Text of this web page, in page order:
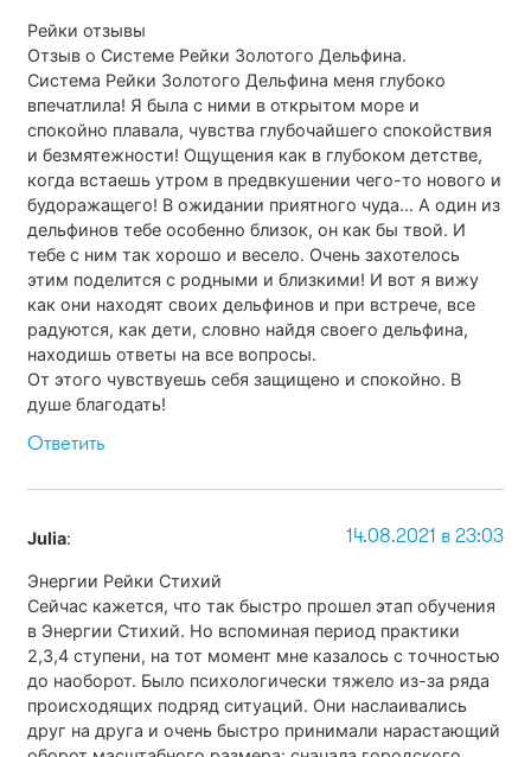
Рейки отзывы
Отзыв о Системе Рейки Золотого Дельфина.
Система Рейки Золотого Дельфина меня глубоко
впечатлила! Я была с ними в открытом море и
спокойно плавала, чувства глубочайшего спокойствия
и безмятежности! Ощущения как в глубоком детстве,
когда встаешь утром в предвкушении чего-то нового и
будоражащего! В ожидании приятного чуда… А один из
дельфинов тебе особенно близок, он как бы твой. И
тебе с ним так хорошо и весело. Очень захотелось
этим поделится с родными и близкими! И вот я вижу
как они находят своих дельфинов и при встрече, все
радуются, как дети, словно найдя своего дельфина,
находишь ответы на все вопросы.
От этого чувствуешь себя защищено и спокойно. В
душе благодать!
Ответить
Julia: 14.08.2021 в 23:03
Энергии Рейки Стихий
Сейчас кажется, что так быстро прошел этап обучения
в Энергии Стихий. Но вспоминая период практики
2,3,4 ступени, на тот момент мне казалось с точностью
до наоборот. Было психологически тяжело из-за ряда
происходящих подряд ситуаций. Они наслаивались
друг на друга и очень быстро принимали нарастающий